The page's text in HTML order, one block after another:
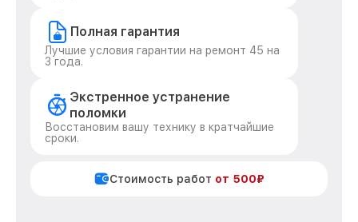
Полная гарантия
Лучшие условия гарантии на ремонт 45 на
3 года.
Экстренное устранение
поломки
Восстановим вашу технику в кратчайшие
сроки.
Стоимость работ от 500₽